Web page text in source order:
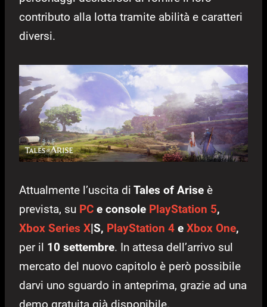
contributo alla lotta tramite abilità e caratteri
diversi.
Attualmente l’uscita di Tales of Arise è
prevista, su PC e console PlayStation 5,
Xbox Series X|S, PlayStation 4 e Xbox One,
per il 10 settembre. In attesa dell’arrivo sul
mercato del nuovo capitolo è però possibile
darvi uno sguardo in anteprima, grazie ad una